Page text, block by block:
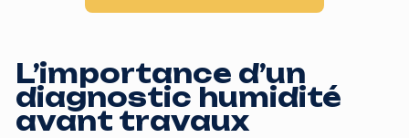
L’importance d’un
diagnostic humidité
avant travaux